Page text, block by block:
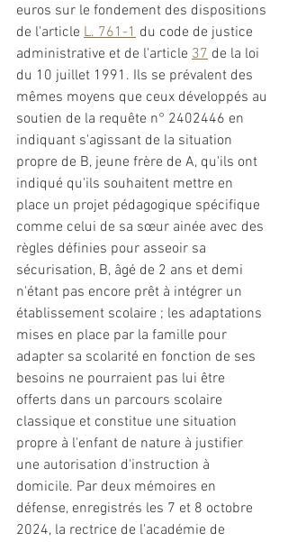
euros sur le fondement des dispositions
de l'article L. 761-1 du code de justice
administrative et de l'article 37 de la loi
du 10 juillet 1991. Ils se prévalent des
mêmes moyens que ceux développés au
soutien de la requête n° 2402446 en
indiquant s'agissant de la situation
propre de B, jeune frère de A, qu'ils ont
indiqué qu'ils souhaitent mettre en
place un projet pédagogique spécifique
comme celui de sa sœur ainée avec des
règles définies pour asseoir sa
sécurisation, B, âgé de 2 ans et demi
n'étant pas encore prêt à intégrer un
établissement scolaire ; les adaptations
mises en place par la famille pour
adapter sa scolarité en fonction de ses
besoins ne pourraient pas lui être
offerts dans un parcours scolaire
classique et constitue une situation
propre à l'enfant de nature à justifier
une autorisation d'instruction à
domicile. Par deux mémoires en
défense, enregistrés les 7 et 8 octobre
2024, la rectrice de l'académie de